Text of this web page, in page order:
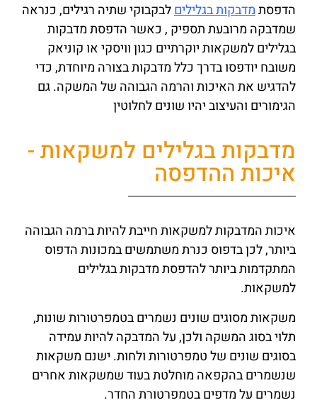
הדפסתמדבקות בגליליםלבקבוקי שתיה רגילים, כנראה
שמדבקה מרובעת תספיק , כאשר הדפסת מדבקות
בגלילים למשקאות יוקרתיים כגון וויסקי או קוניאק
משובח יודפסו בדרך כלל מדבקות בצורה מיוחדת, כדי
להדגיש את האיכות והרמה הגבוהה של המשקה. גם
הגימורים והעיצוב יהיו שונים לחלוטין
מדבקות בגלילים למשקאות -
איכות ההדפסה
איכות המדבקות למשקאות חייבת להיות ברמה הגבוהה
ביותר, לכן בדפוס כנרת משתמשים במכונות הדפוס
המתקדמות ביותר להדפסת מדבקות בגלילים
למשקאות.
משקאות מסוגים שונים נשמרים בטמפרטורות שונות,
תלוי בסוג המשקה ולכן, על המדבקה להיות עמידה
בסוגים שונים של טמפרטורות ולחות. ישנם משקאות
שנשמרים בהקפאה מוחלטת בעוד שמשקאות אחרים
נשמרים על מדפים בטמפרטורת החדר.